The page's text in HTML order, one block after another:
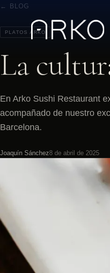
← BLOG
PLATOS ARKO
La
En Arko Sushi Restaurant
acompañado de nuestro
Barcelona.
Joaquín Sánchez8 de abril de 2025